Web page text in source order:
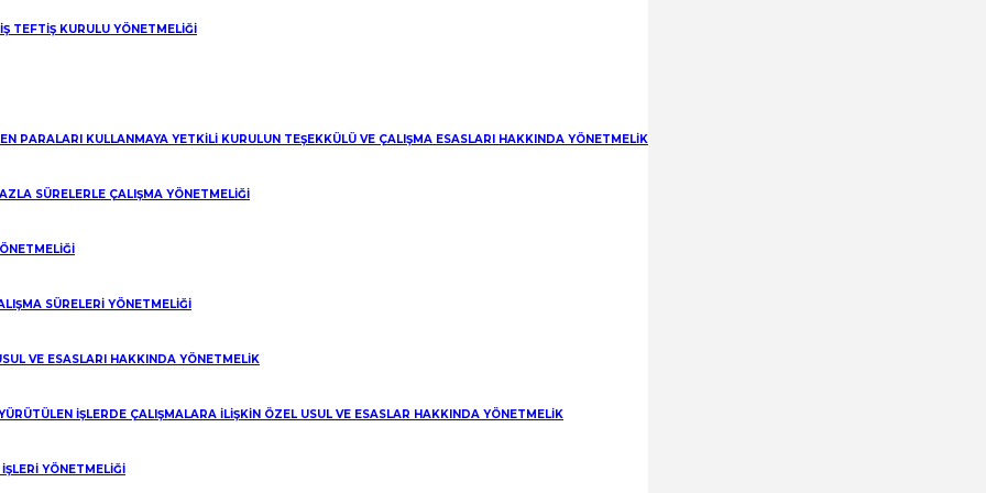
TEFTİŞ KURULU YÖNETMELİĞİ
PARALARI KULLANMAYA YETKİLİ KURULUN TEŞEKKÜLÜ VE ÇALIŞMA ESASLARI HAKKINDA YÖNETMELİK
SÜRELERLE ÇALIŞMA YÖNETMELİĞİ
SÜRELERİ YÖNETMELİĞİ
VE ESASLARI HAKKINDA YÖNETMELİK
İŞLERDE ÇALIŞMALARA İLİŞKİN ÖZEL USUL VE ESASLAR HAKKINDA YÖNETMELİK
YÖNETMELİĞİ